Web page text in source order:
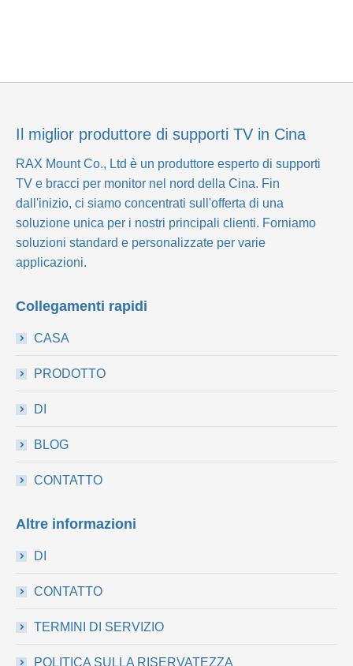
Il miglior produttore di supporti TV in Cina
RAX Mount Co., Ltd è un produttore esperto di supporti
TV e bracci per monitor nel nord della Cina. Fin
dall'inizio, ci siamo concentrati sull'offerta di una
soluzione unica per i nostri principali clienti. Forniamo
soluzioni standard e personalizzate per varie
applicazioni.
Collegamenti rapidi
CASA
PRODOTTO
DI
BLOG
CONTATTO
Altre informazioni
DI
CONTATTO
TERMINI DI SERVIZIO
POLITICA SULLA RISERVATEZZA